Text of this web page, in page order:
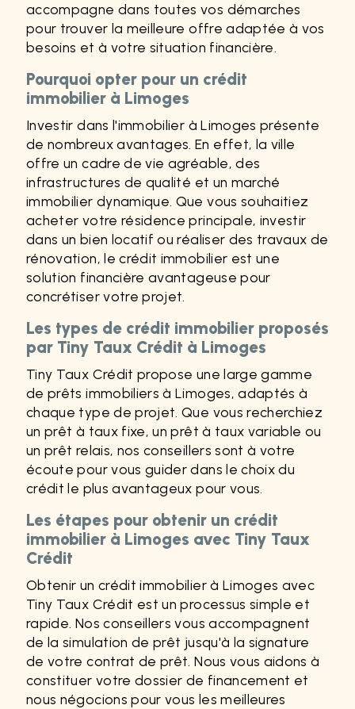
accompagne dans toutes vos démarches
pour trouver la meilleure offre adaptée à vos
besoins et à votre situation financière.
Pourquoi opter pour un crédit
immobilier à Limoges
Investir dans l'immobilier à Limoges présente
de nombreux avantages. En effet, la ville
offre un cadre de vie agréable, des
infrastructures de qualité et un marché
immobilier dynamique. Que vous souhaitiez
acheter votre résidence principale, investir
dans un bien locatif ou réaliser des travaux de
rénovation, le crédit immobilier est une
solution financière avantageuse pour
concrétiser votre projet.
Les types de crédit immobilier proposés
par Tiny Taux Crédit à Limoges
Tiny Taux Crédit propose une large gamme
de prêts immobiliers à Limoges, adaptés à
chaque type de projet. Que vous recherchiez
un prêt à taux fixe, un prêt à taux variable ou
un prêt relais, nos conseillers sont à votre
écoute pour vous guider dans le choix du
crédit le plus avantageux pour vous.
Les étapes pour obtenir un crédit
immobilier à Limoges avec Tiny Taux
Crédit
Obtenir un crédit immobilier à Limoges avec
Tiny Taux Crédit est un processus simple et
rapide. Nos conseillers vous accompagnent
de la simulation de prêt jusqu'à la signature
de votre contrat de prêt. Nous vous aidons à
constituer votre dossier de financement et
nous négocions pour vous les meilleures